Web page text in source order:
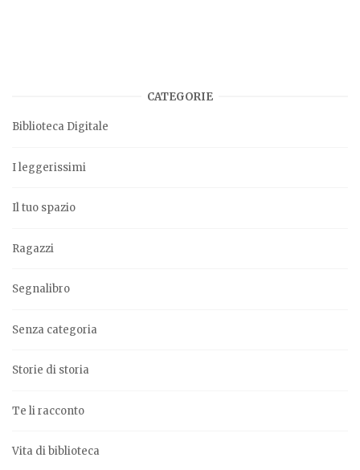
CATEGORIE
Biblioteca Digitale
I leggerissimi
Il tuo spazio
Ragazzi
Segnalibro
Senza categoria
Storie di storia
Te li racconto
Vita di biblioteca